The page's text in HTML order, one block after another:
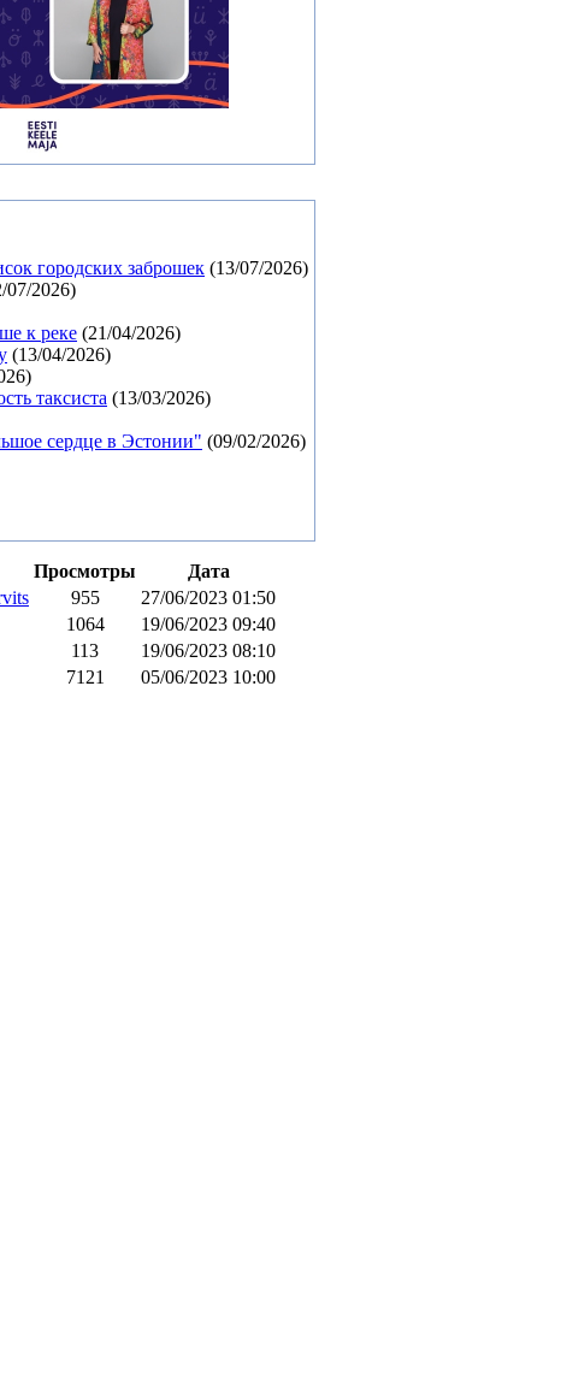
городских заброшек (13/07/2026)
07/2026)
к реке (21/04/2026)
(13/04/2026)
таксиста (13/03/2026)
сердце в Эстонии" (09/02/2026)
Просмотры
Дата
955
27/06/2023 01:50
1064
19/06/2023 09:40
113
19/06/2023 08:10
7121
05/06/2023 10:00